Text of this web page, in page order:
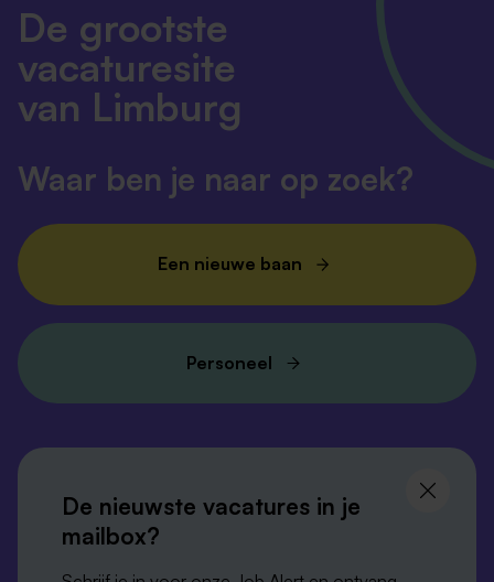
De grootste
vacaturesite
van Limburg
Waar ben je naar op zoek?
Een nieuwe baan
Personeel
blijf op de hoogte
De nieuwste vacatures in je
mailbox?